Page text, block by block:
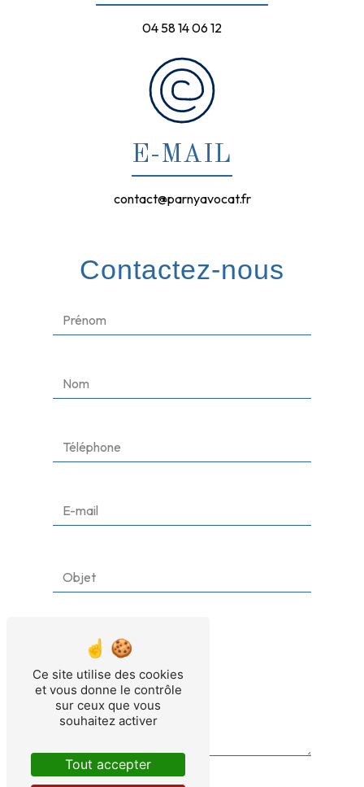
04 58 14 06 12
E-MAIL
contact@parnyavocat.fr
Contactez-nous
Ce site utilise des cookies
et vous donne le contrôle
sur ceux que vous
souhaitez activer
Tout accepter